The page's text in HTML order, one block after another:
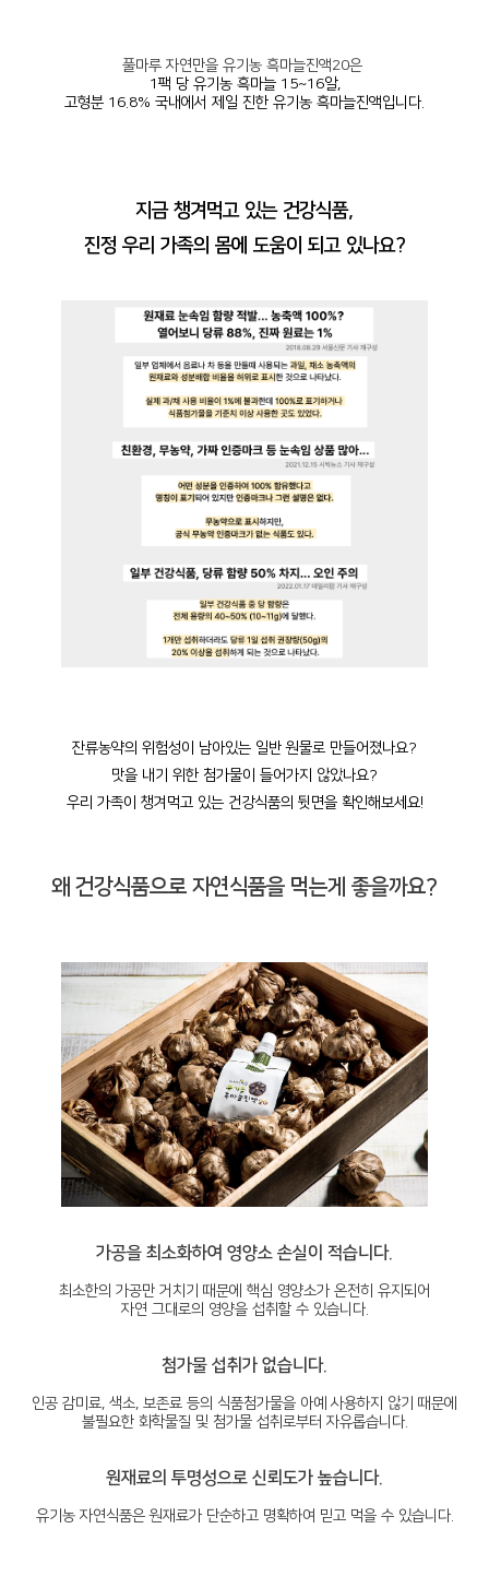
풀마루 자연만을 유기농 흑마늘진액20은
1팩 당 유기농 흑마늘 15~16알,
고형분 16.8% 국내에서 제일 진한 유기농 흑마늘진액입니다.
지금 챙겨먹고 있는 건강식품,
진정 우리 가족의 몸에 도움이 되고 있나요?
잔류농약의 위험성이 남아있는 일반 원물로 만들어졌나요?
맛을 내기 위한 첨가물이 들어가지 않았나요?
우리 가족이 챙겨먹고 있는 건강식품의 뒷면을 확인해보세요!
왜 건강식품으로 자연식품을 먹는게 좋을까요?
가공을 최소화하여 영양소 손실이 적습니다.
최소한의 가공만 거치기 때문에 핵심 영양소가 온전히 유지되어
자연 그대로의 영양을 섭취할 수 있습니다.
첨가물 섭취가 없습니다.
인공 감미료, 색소, 보존료 등의 식품첨가물을 아예 사용하지 않기 때문에
불필요한 화학물질 및 첨가물 섭취로부터 자유롭습니다.
원재료의 투명성으로 신뢰도가 높습니다.
유기농 자연식품은 원재료가 단순하고 명확하여 믿고 먹을 수 있습니다.